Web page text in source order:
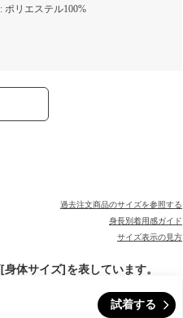
ポリエステル100%
過去注文商品のサイズを参照する
身長別着用感ガイド
サイズ表示の見方
体サイズ]を表しています。
試着する